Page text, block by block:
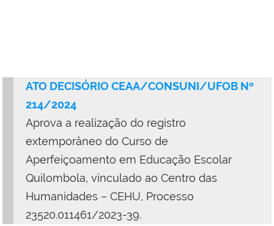
ATO DECISÓRIO CEAA/CONSUNI/UFOB Nº
214/2024
Aprova a realização do registro
extemporâneo do Curso de
Aperfeiçoamento em Educação Escolar
Quilombola, vinculado ao Centro das
Humanidades – CEHU, Processo
23520.011461/2023-39.